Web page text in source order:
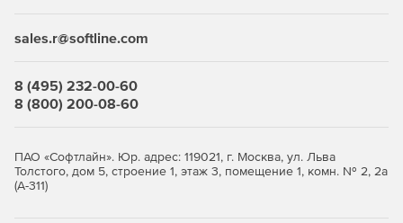
sales.r@softline.com
8 (495) 232-00-60
8 (800) 200-08-60
ПАО «Софтлайн». Юр. адрес: 119021, г. Москва, ул. Льва
Толстого, дом 5, строение 1, этаж 3, помещение 1, комн. № 2, 2а
(А-311)